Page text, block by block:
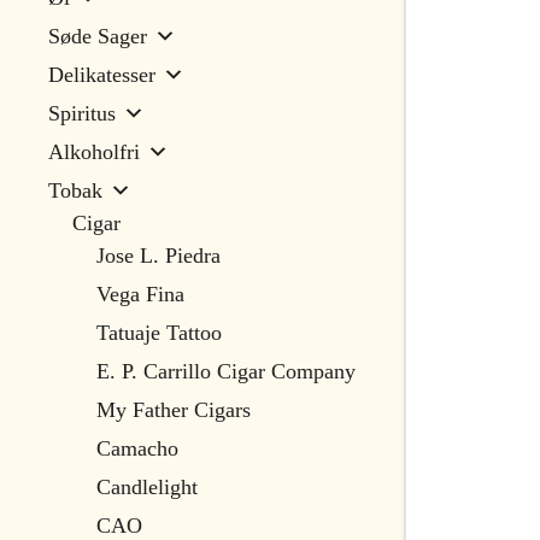
Søde Sager
Delikatesser
Spiritus
Alkoholfri
Tobak
Cigar
Jose L. Piedra
Vega Fina
Tatuaje Tattoo
E. P. Carrillo Cigar Company
My Father Cigars
Camacho
Candlelight
CAO